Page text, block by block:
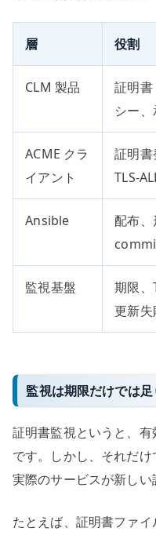
層 役割
CLM 製品
証明
シー
ACME クラ
イアント
証明
TLS-
Ansible
配布
監視基盤
期限、
更新
監視は期限だけでは
証明書監視というと、
です。しかし、それだけ
実際のサービスが新しい
たとえば、証明書ファ